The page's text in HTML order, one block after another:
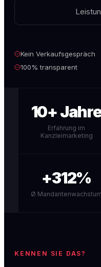
Kein Verkaufsgespräch
100% transparent
10+
Erfahrung im
Kanzleimarketing
+312%
Ø Mandantenwachstum
KENNEN SIE DAS?